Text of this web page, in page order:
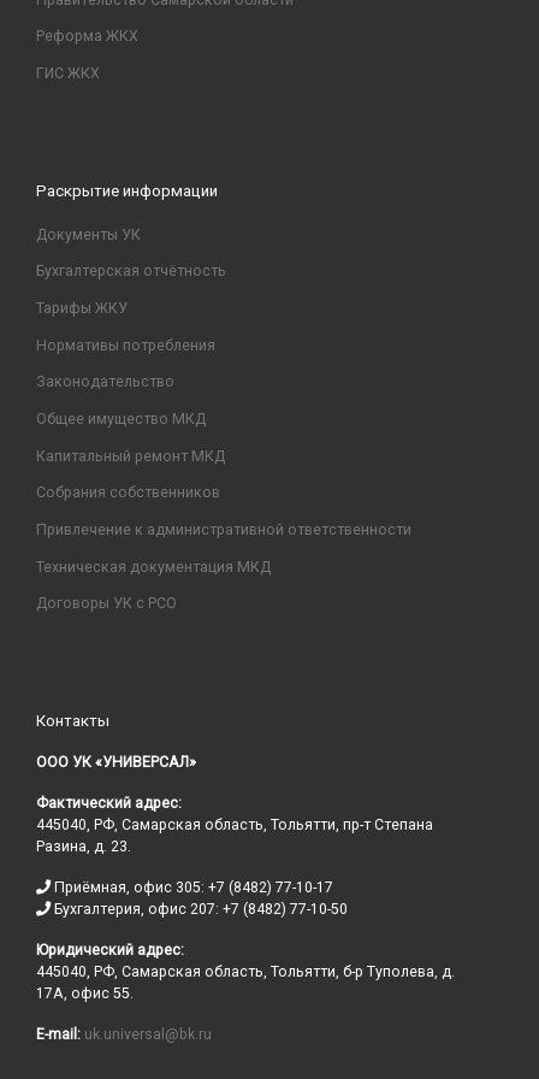
Реформа ЖКХ
ГИС ЖКХ
Раскрытие информации
Документы УК
Бухгалтерская отчётность
Тарифы ЖКУ
Нормативы потребления
Законодательство
Общее имущество МКД
Капитальный ремонт МКД
Собрания собственников
Привлечение к административной ответственности
Техническая документация МКД
Договоры УК с РСО
Контакты
ООО УК «УНИВЕРСАЛ»
Фактический адрес:
445040, РФ, Самарская область, Тольятти, пр-т Степана
Разина, д. 23.
Приёмная, офис 305: +7 (8482) 77-10-17
Бухгалтерия, офис 207: +7 (8482) 77-10-50
Юридический адрес:
445040, РФ, Самарская область, Тольятти, б-р Туполева, д.
17А, офис 55.
E-mail: uk.universal@bk.ru